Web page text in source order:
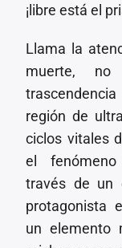
¡libre está el
Llama la
muerte,
región de
ciclos vitales
el
través de un
protagonista
un elemento